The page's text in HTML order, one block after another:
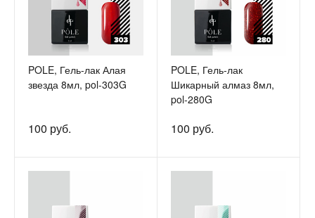
POLE, Гель-лак Алая
звезда 8мл, pol-303G
100 руб.
POLE, Гель-лак
Шикарный алмаз 8мл,
pol-280G
100 руб.